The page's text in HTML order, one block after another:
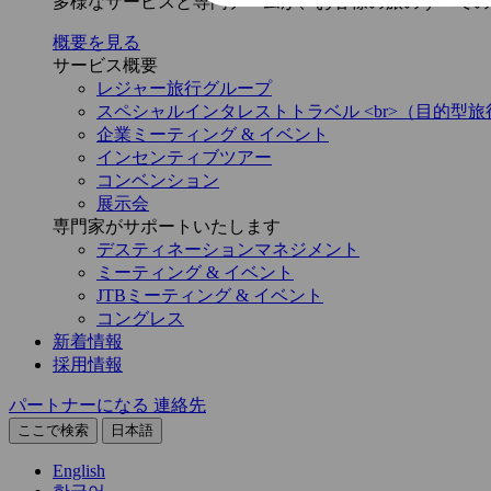
概要を見る
サービス概要
レジャー旅行グループ
スペシャルインタレストトラベル <br>（目的型旅
企業ミーティング & イベント
インセンティブツアー
コンベンション
展示会
専門家がサポートいたします
デスティネーションマネジメント
ミーティング & イベント
JTBミーティング & イベント
コングレス
新着情報
採用情報
パートナーになる 連絡先
ここで検索 日本語
English